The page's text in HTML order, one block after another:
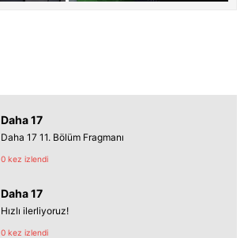
Daha 17
Daha 17 11. Bölüm Fragmanı
0 kez izlendi
Daha 17
Hızlı ilerliyoruz!
0 kez izlendi